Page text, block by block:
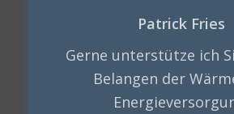
Patrick Fries
Gerne unterstütze ich
Belangen der